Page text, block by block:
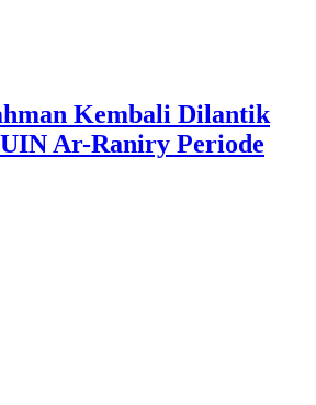
Kembali Dilantik
Ar-Raniry Periode